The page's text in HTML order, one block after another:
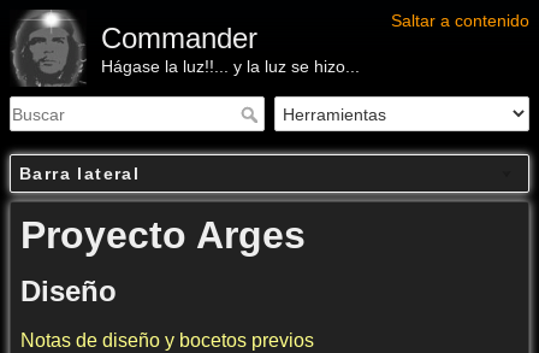
Saltar a contenido
Commander
Hágase la luz!!... y la luz se hizo...
Barra lateral
Proyecto Arges
Diseño
Notas de diseño y bocetos previos